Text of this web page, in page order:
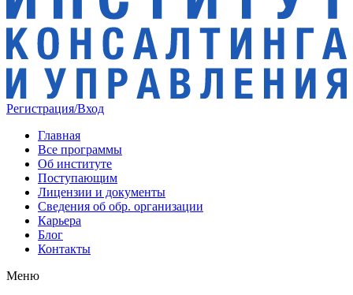
Регистрация/Вход
Главная
Все программы
Об институте
Поступающим
Лицензии и документы
Сведения об обр. организации
Карьера
Блог
Контакты
Меню